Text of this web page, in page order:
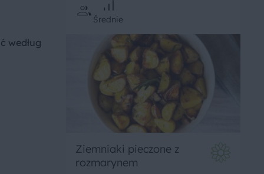
według
Średnie
Ziemniaki pieczone z
rozmarynem